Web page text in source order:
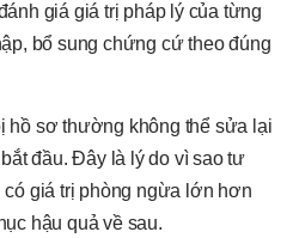
giá giá trị pháp lý của từng
bổ sung chứng cứ theo đúng
hồ sơ thường không thể sửa lại
đầu. Đây là lý do vì sao tư
có giá trị phòng ngừa lớn hơn
hậu quả về sau.